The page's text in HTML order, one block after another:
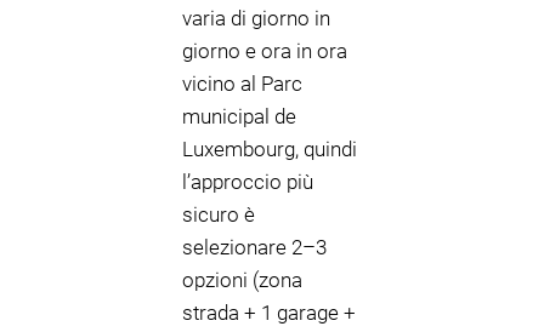
varia di giorno in
giorno e ora in ora
vicino al Parc
municipal de
Luxembourg, quindi
l’approccio più
sicuro è
selezionare 2–3
opzioni (zona
strada + 1 garage +